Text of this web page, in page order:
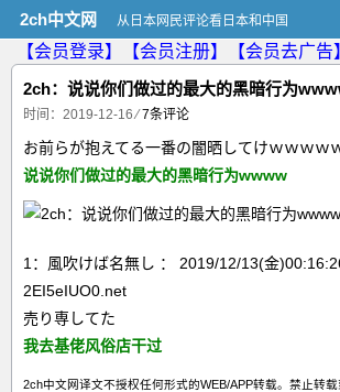
2ch中文网 从日本网民评论看日本和中国
【会员登录】 【会员注册】
【会员去广告
2ch：说说你们做过的最大的黑暗行为
时间：2019-12-16 ⁄7条评论
お前らが抱えてる一番の闇晒してけｗｗｗｗ
说说你们做过的最大的黑暗行为wwww
1：風吹けば名無し ： 2019/12/13(金
2EI5eIUO0.net
売り専してた
我去基佬风俗店干过
2ch中文网译文不授权任何形式的WEB/APP转载。禁止转